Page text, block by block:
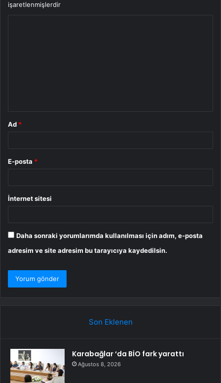
işaretlenmişlerdir
Ad *
E-posta *
İnternet sitesi
Daha sonraki yorumlarımda kullanılması için adım, e-posta
adresim ve site adresim bu tarayıcıya kaydedilsin.
Son Eklenen
Karabağlar ‘da BİO fark yarattı
Ağustos 8, 2026